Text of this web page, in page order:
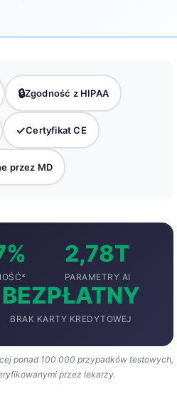
🔒Zgodność z HIPAA
✓Certyfikat CE
przez MD
2,78T
PARAMETRY AI
BEZPŁATNY
BRAK KARTY KREDYTOWEJ
ponad 100 000 przypadków testowych,
przez lekarzy.